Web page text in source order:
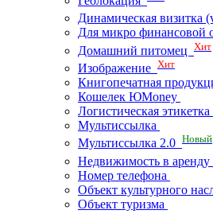
Динамическая визитка
Для микро
Домашний питомец Хит
Изображение Хит
Книгопечатная
Кошелек ЮMoney
Логистическая этикетка
Мультиссылка
Мультиссылка 2.0 Новый
Недвижимость в
Номер телефона
Объект культурного
Объект туризма